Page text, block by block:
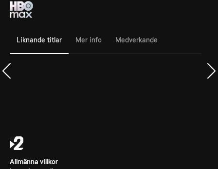
Liknande titlar Mer info Medverkande
Allmänna villkor